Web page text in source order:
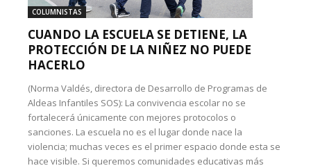
COLUMNISTAS
CUANDO LA ESCUELA SE DETIENE, LA
PROTECCIÓN DE LA NIÑEZ NO PUEDE
HACERLO
(Norma Valdés, directora de Desarrollo de Programas de
Aldeas Infantiles SOS): La convivencia escolar no se
fortalecerá únicamente con mejores protocolos o
sanciones. La escuela no es el lugar donde nace la
violencia; muchas veces es el primer espacio donde esta se
hace visible. Si queremos comunidades educativas más